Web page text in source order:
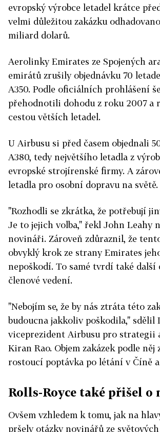
evropský výrobce letadel krátce
velmi důležitou zakázku
miliard dolarů.
Aerolinky Emirates ze Spojených
emirátů zrušily objednávku 70
A350. Podle oficiálních prohlášení
přehodnotili dohodu z roku 2007 a
cestou větších letadel.
U Airbusu si před časem objednali
A380, tedy největšího letadla z
evropské strojírenské firmy. A
letadla pro osobní dopravu na světě.
"Rozhodli se zkrátka, že potřebují
Je to jejich volba," řekl John Leahy
novináři. Zároveň zdůraznil, že
obvyklý krok ze strany Emirates
nepoškodí. To samé tvrdí také další
členové vedení.
"Nebojím se, že by nás ztráta této
budoucna jakkoliv poškodila," sdělil
viceprezident Airbusu pro strategii
Kiran Rao. Objem zakázek podle něj
rostoucí poptávka po létání v Číně
Rolls-Royce také přišel
Ovšem vzhledem k tomu, jak na
pršely otázky novinářů ze